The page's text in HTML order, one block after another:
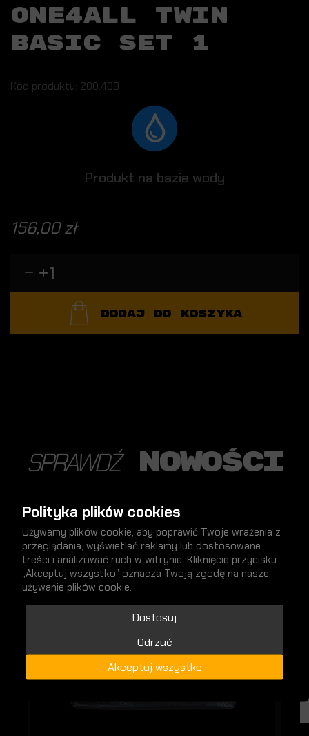
ONE4ALL TWIN
BASIC SET 1
Kod produktu: 200.488
Produkt na bazie wody
156,00 zł
DODAJ DO KOSZYKA
SPRAWDŹ nowości
NOWY
Polityka plików cookies
Używamy plików cookie, aby poprawić Twoje wrażenia z
przeglądania, wyświetlać reklamy lub dostosowane
treści i analizować ruch w witrynie. Kliknięcie przycisku
„Akceptuj wszystko” oznacza Twoją zgodę na nasze
używanie plików cookie.
Dostosuj
Odrzuć
Akceptuj wszystko